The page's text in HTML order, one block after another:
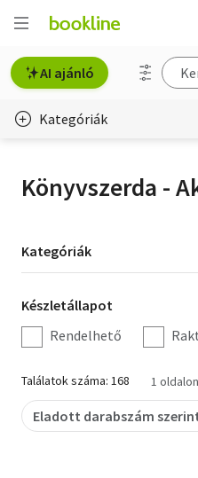
AI ajánló
Kategóriák
Erotika
Hobbi, szabadidő
Irodalom
Művészet
Szakkönyv
Szótár, nyelvkönyv
Könyvszerda -
Kategória
szűrés
Kategóriák
Készletállapot
szűrés
Készletállapot
Rendelhető
Találatok száma: 168 1
Eladott darabszám